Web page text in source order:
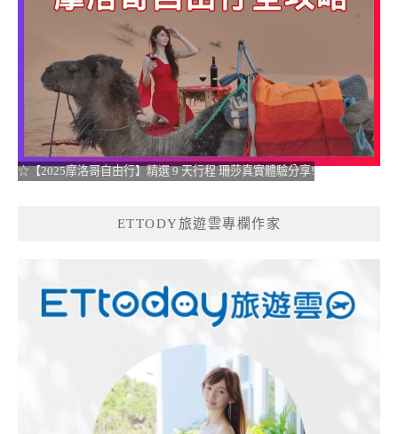
☆【2025摩洛哥自由行】精選 9 天行程 珊莎真實體驗分享!
ETTODY旅遊雲專欄作家